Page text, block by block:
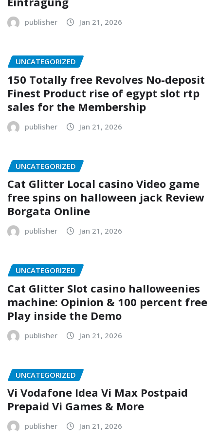
publisher Jan 21, 2026
UNCATEGORIZED
150 Totally free Revolves No-deposit
Finest Product rise of egypt slot rtp
sales for the Membership
publisher Jan 21, 2026
UNCATEGORIZED
Cat Glitter Local casino Video game
free spins on halloween jack Review
Borgata Online
publisher Jan 21, 2026
UNCATEGORIZED
Cat Glitter Slot casino halloweenies
machine: Opinion & 100 percent free
Play inside the Demo
publisher Jan 21, 2026
UNCATEGORIZED
Vi Vodafone Idea Vi Max Postpaid
Prepaid Vi Games & More
publisher Jan 21, 2026